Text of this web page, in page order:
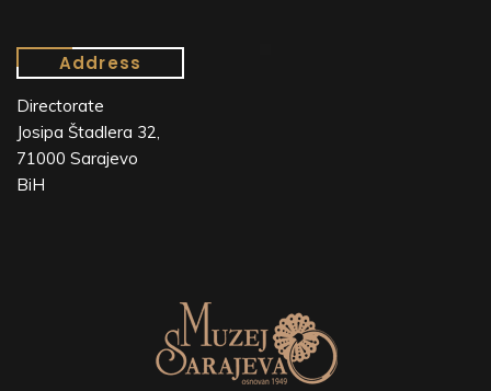
Address
Directorate
Josipa Štadlera 32,
71000 Sarajevo
BiH